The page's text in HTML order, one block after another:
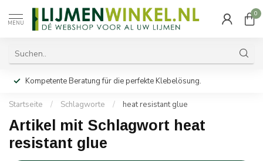
MENU
0
Kompetente Beratung für die perfekte Klebelösung.
Startseite / Schlagworte / heat resistant glue
Artikel mit Schlagwort heat
resistant glue